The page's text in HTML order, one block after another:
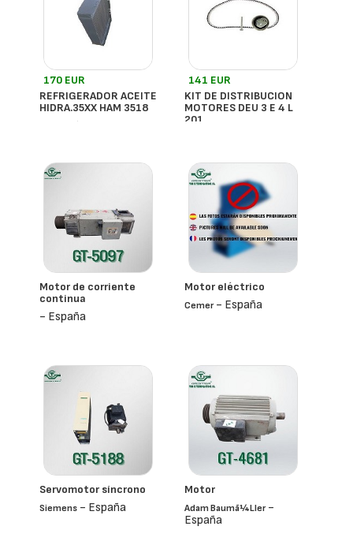
170 EUR
REFRIGERADOR ACEITE
HIDRA.35XX HAM 3518
- España
141 EUR
KIT DE DISTRIBUCION
MOTORES DEU 3 E 4 L
201
Motor de corriente
continua
- España
Motor eléctrico
Cemer- España
Servomotor síncrono
Siemens - España
Motor
Adam Baumã¼ller-
España